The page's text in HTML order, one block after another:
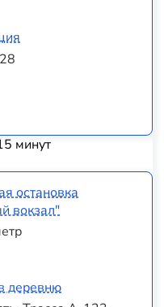
минут
остановка
вокзал"
деревню